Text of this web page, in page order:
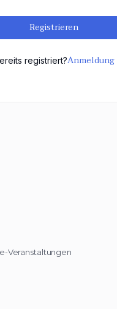
Registrieren
registriert?Anmeldung
Veranstaltungen